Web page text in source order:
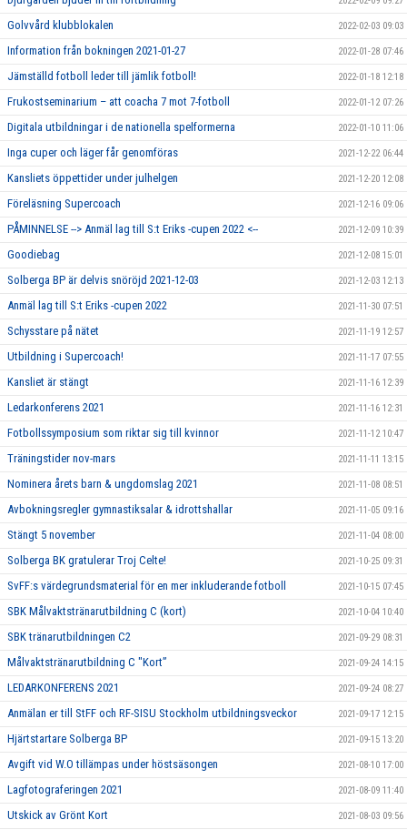
Golvvård klubblokalen 2022-02-03 09:03
Information från bokningen 2021-01-27 2022-01-28 07:46
Jämställd fotboll leder till jämlik fotboll! 2022-01-18 12:18
Frukostseminarium – att coacha 7 mot 7-fotboll 2022-01-12 07:26
Digitala utbildningar i de nationella spelformerna 2022-01-10 11:06
Inga cuper och läger får genomföras 2021-12-22 06:44
Kansliets öppettider under julhelgen 2021-12-20 12:08
Föreläsning Supercoach 2021-12-16 09:06
PÅMINNELSE --> Anmäl lag till S:t Eriks -cupen 2022 <-- 2021-12-09 10:39
Goodiebag 2021-12-08 15:01
Solberga BP är delvis snöröjd 2021-12-03 2021-12-03 12:13
Anmäl lag till S:t Eriks -cupen 2022 2021-11-30 07:51
Schysstare på nätet 2021-11-19 12:57
Utbildning i Supercoach! 2021-11-17 07:55
Kansliet är stängt 2021-11-16 12:39
Ledarkonferens 2021 2021-11-16 12:31
Fotbollssymposium som riktar sig till kvinnor 2021-11-12 10:47
Träningstider nov-mars 2021-11-11 13:15
Nominera årets barn & ungdomslag 2021 2021-11-08 08:51
Avbokningsregler gymnastiksalar & idrottshallar 2021-11-05 09:16
Stängt 5 november 2021-11-04 08:00
Solberga BK gratulerar Troj Celte! 2021-10-25 09:31
SvFF:s värdegrundsmaterial för en mer inkluderande fotboll 2021-10-15 07:45
SBK Målvaktstränarutbildning C (kort) 2021-10-04 10:40
SBK tränarutbildningen C2 2021-09-29 08:31
Målvaktstränarutbildning C "Kort” 2021-09-24 14:15
LEDARKONFERENS 2021 2021-09-24 08:27
Anmälan er till StFF och RF-SISU Stockholm utbildningsveckor 2021-09-17 12:15
Hjärtstartare Solberga BP 2021-09-15 13:20
Avgift vid W.O tillämpas under höstsäsongen 2021-08-10 17:00
Lagfotograferingen 2021 2021-08-09 11:40
Utskick av Grönt Kort 2021-08-03 09:56